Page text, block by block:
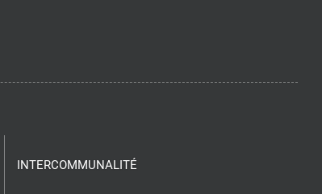
INTERCOMMUNALITÉ